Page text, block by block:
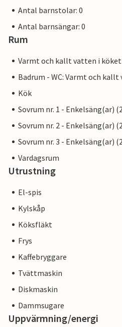
Antal barnstolar: 0
Antal barnsängar: 0
Rum
Varmt och kallt vatten i köket
Badrum - WC: Varmt och kallt
Kök
Sovrum nr. 1 - Enkelsäng(ar)
Sovrum nr. 2 - Enkelsäng(ar)
Sovrum nr. 3 - Enkelsäng(ar)
Vardagsrum
Utrustning
El-spis
Kylskåp
Köksfläkt
Frys
Kaffebryggare
Tvättmaskin
Diskmaskin
Dammsugare
Uppvärmning/energi